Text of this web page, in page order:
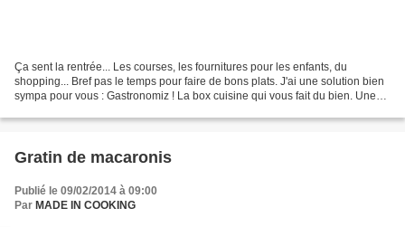
Ça sent la rentrée... Les courses, les fournitures pour les enfants, du
shopping... Bref pas le temps pour faire de bons plats. J'ai une solution bien
sympa pour vous : Gastronomiz ! La box cuisine qui vous fait du bien. Une
Gratin de macaronis
Publié le 09/02/2014 à 09:00
Par MADE IN COOKING